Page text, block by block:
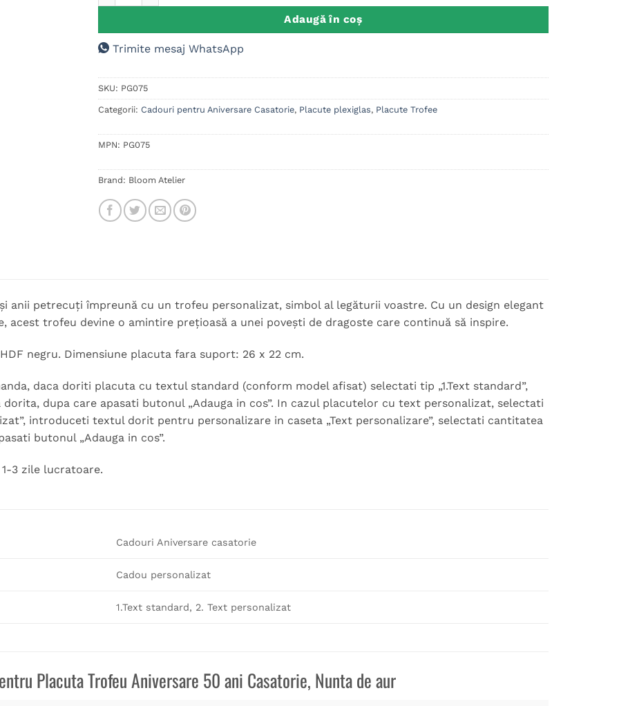
Adaugă în coș
Trimite mesaj WhatsApp
SKU: PG075
Categorii: Cadouri pentru Aniversare Casatorie, Placute plexiglas, Placute Trofee
MPN: PG075
Brand: Bloom Atelier
anii petrecuți împreună cu un trofeu personalizat, simbol al legăturii voastre. Cu un design elegant
acest trofeu devine o amintire prețioasă a unei povești de dragoste care continuă să inspire.
negru. Dimensiune placuta fara suport: 26 x 22 cm.
daca doriti placuta cu textul standard (conform model afisat) selectati tip „1.Text standard”,
dupa care apasati butonul „Adauga in cos”. In cazul placutelor cu text personalizat, selectati
introduceti textul dorit pentru personalizare in caseta „Text personalizare”, selectati cantitatea
butonul „Adauga in cos”.
3 zile lucratoare.
Cadouri Aniversare casatorie
Cadou personalizat
1.Text standard, 2. Text personalizat
Placuta Trofeu Aniversare 50 ani Casatorie, Nunta de aur